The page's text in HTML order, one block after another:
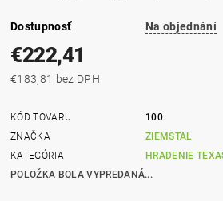
Dostupnosť Na objednání
€222,41
€183,81 bez DPH
KÓD TOVARU
100
ZNAČKA
ZIEMSTAL
KATEGÓRIA
HRADENIE
POLOŽKA BOLA VYPREDANÁ...